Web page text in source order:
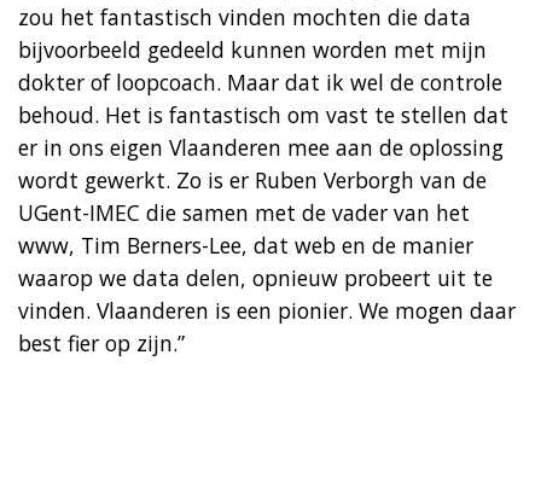
zou het fantastisch vinden mochten die data
bijvoorbeeld gedeeld kunnen worden met mijn
dokter of loopcoach. Maar dat ik wel de controle
behoud. Het is fantastisch om vast te stellen dat
er in ons eigen Vlaanderen mee aan de oplossing
wordt gewerkt. Zo is er Ruben Verborgh van de
UGent-IMEC die samen met de vader van het
www, Tim Berners-Lee, dat web en de manier
waarop we data delen, opnieuw probeert uit te
vinden. Vlaanderen is een pionier. We mogen daar
best fier op zijn.”